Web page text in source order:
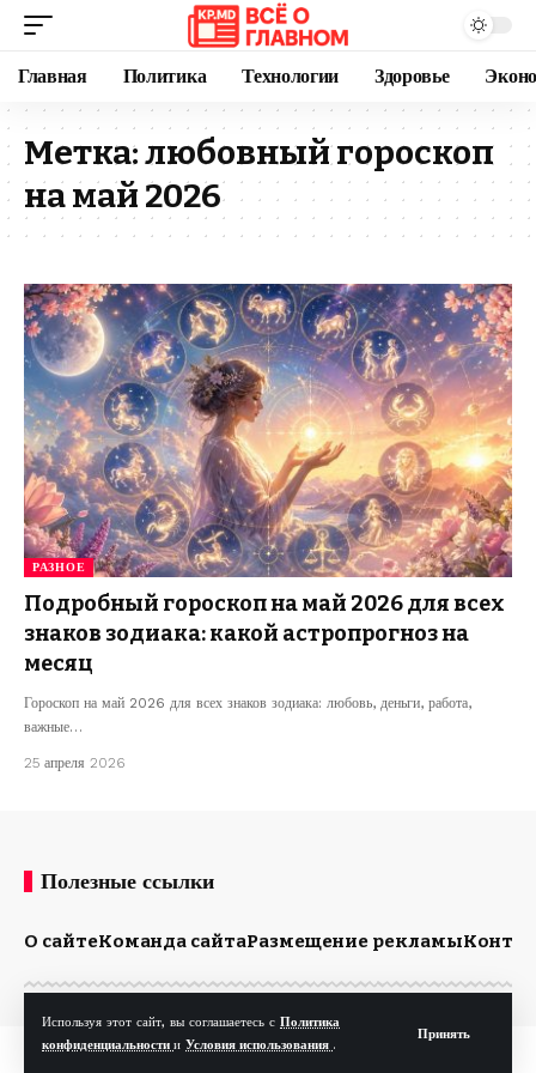
Используя этот сайт, вы соглашаетесь с Политика
конфиденциальности и Условия использования .
Принять
Главная Политика Технологии Здоровье
Метка:любовный гороскоп
на май 2026
РАЗНОЕ
Подробный гороскоп на май 2026 для всех
знаков зодиака: какой астропрогноз на
месяц
Гороскоп на май 2026 для всех знаков зодиака: любовь, деньги, работа,
важные…
25 апреля 2026
Полезные ссылки
О сайтеКоманда сайтаРазмещение рекламы
© Kp.md. Все права защищены.